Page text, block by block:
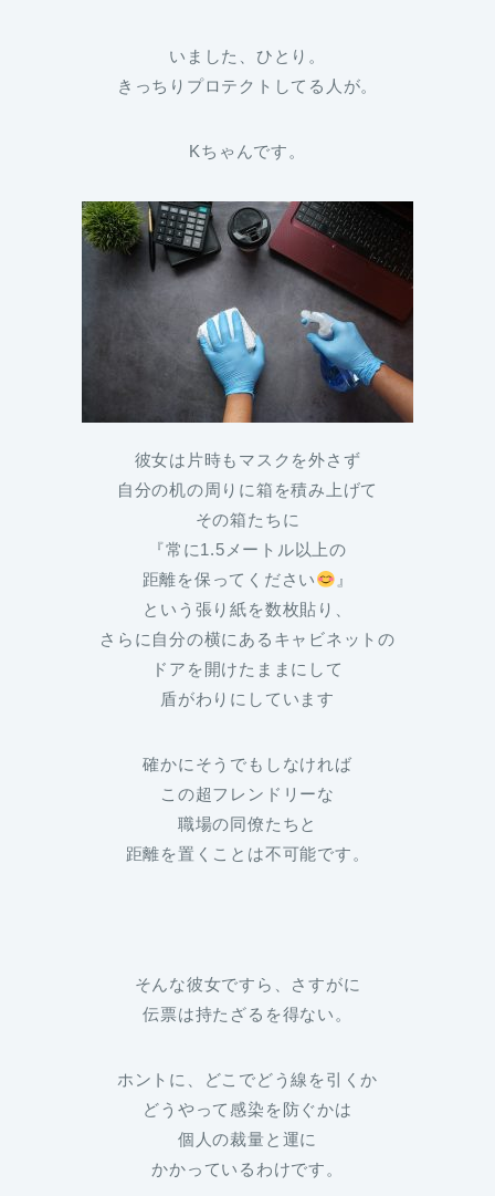
いました、ひとり。
きっちりプロテクトしてる人が。
Kちゃんです。
彼女は片時もマスクを外さず
自分の机の周りに箱を積み上げて
その箱たちに
『常に1.5メートル以上の
距離を保ってください
』
という張り紙を数枚貼り、
さらに自分の横にあるキャビネットの
ドアを開けたままにして
盾がわりにしています
確かにそうでもしなければ
この超フレンドリーな
職場の同僚たちと
距離を置くことは不可能です。
そんな彼女ですら、さすがに
伝票は持たざるを得ない。
ホントに、どこでどう線を引くか
どうやって感染を防ぐかは
個人の裁量と運に
かかっているわけです。